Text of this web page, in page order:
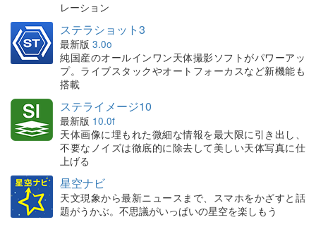
レーション
ステラショット3
最新版 3.0o
純国産のオールインワン天体撮影ソフトがパワーアッ
プ。ライブスタックやオートフォーカスなど新機能も
搭載
ステライメージ10
最新版 10.0f
天体画像に埋もれた微細な情報を最大限に引き出し、
不要なノイズは徹底的に除去して美しい天体写真に仕
上げる
星空ナビ
天文現象から最新ニュースまで、スマホをかざすと話
題がうかぶ。不思議がいっぱいの星空を楽しもう